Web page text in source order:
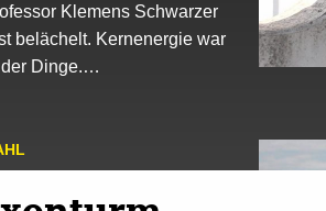
Klemens Schwarzer
belächelt. Kernenergie war
Dinge.…